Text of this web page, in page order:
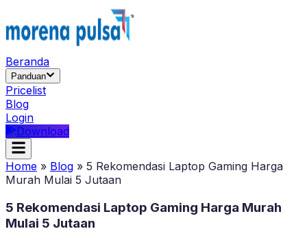
Beranda
Panduan
Pricelist
Blog
Login
Download
Home » Blog » 5 Rekomendasi Laptop Gaming Harga
Murah Mulai 5 Jutaan
5 Rekomendasi Laptop Gaming Harga Murah
Mulai 5 Jutaan